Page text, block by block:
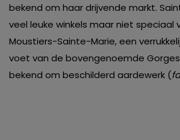
bekend om haar drijvende markt.
veel leuke winkels maar niet speciaal
Moustiers-Sainte-Marie, een
voet van de bovengenoemde Gorges
bekend om beschilderd aardewerk (